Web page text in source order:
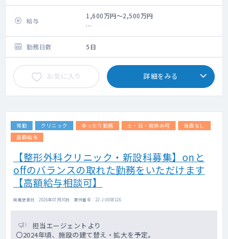
〇対象疾患
骨折、靱帯損傷、筋損傷（肉離れ）、脱
臼、腰椎椎間板ヘルニア、半月板損傷、腰椎
分離症、野球肘・肩等
給与
1,600万円～2,500万円
10年目：～2000万円 15年目：～2500万円
勤務日数
5日
お気に入り 詳細をみる
常勤 クリニック ゆったり勤務 土・日・祝休み可
当直なし
高額給与
【整形外科クリニック・新設科募集】onと
offのバランスの取れた勤務をいただけます
【高額給与相談可】
掲載更新日 : 2026年07月30日 案件番号 : 22-JU008126
担当エージェントより
〇2024年頃、施設の建て替え・拡大を予定。